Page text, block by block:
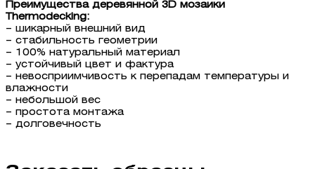
Преимущества деревянной 3D мозаики
Thermodecking:
– шикарный внешний вид
– стабильность геометрии
– 100% натуральный материал
– устойчивый цвет и фактура
– невосприимчивость к перепадам температуры и
влажности
– небольшой вес
– простота монтажа
– долговечность